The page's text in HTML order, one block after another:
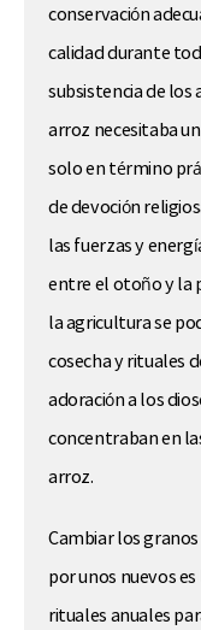
conservación
calidad durante
subsistencia de los
arroz necesitaba
solo en término
de devoción
las fuerzas y
entre el otoño y la
la agricultura se
cosecha y rituales
adoración a los
concentraban en
arroz.
Cambiar los
por unos nuevos
rituales anuales